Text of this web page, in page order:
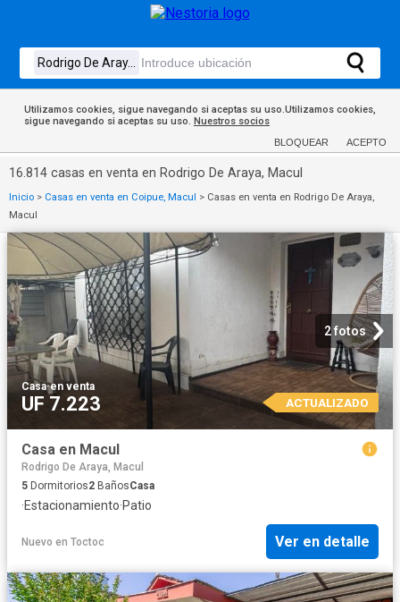
Utilizamos cookies, sigue navegando si aceptas su uso.Utilizamos cookies,
sigue navegando si aceptas su uso. Nuestros socios
BLOQUEAR ACEPTO
16.814 casas en venta en Rodrigo De Araya, Macul
Inicio > Casas en venta en Coipue, Macul > Casas en venta en Rodrigo De Araya,
Macul
2 fotos
Casa·en venta
UF 7.223 ACTUALIZADO
Casa en Macul
Rodrigo De Araya, Macul
5 Dormitorios2 BañosCasa
·Estacionamiento·Patio
Nuevo en Toctoc Ver en detalle